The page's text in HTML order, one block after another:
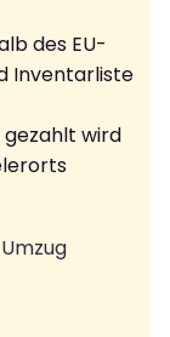
des EU-
Inventarliste
gezahlt wird